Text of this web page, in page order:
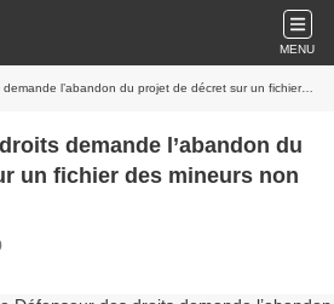
MENU
du projet de décret sur un fichier des mineurs non accompagnés
demande l’abandon du
un fichier des mineurs non